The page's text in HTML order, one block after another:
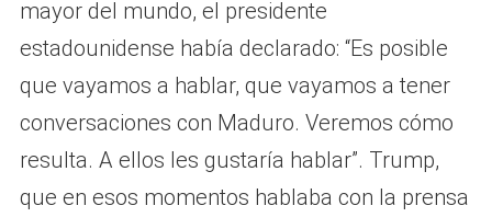
mayor del mundo, el presidente
estadounidense había declarado: “Es posible
que vayamos a hablar, que vayamos a tener
conversaciones con Maduro. Veremos cómo
resulta. A ellos les gustaría hablar”. Trump,
que en esos momentos hablaba con la prensa